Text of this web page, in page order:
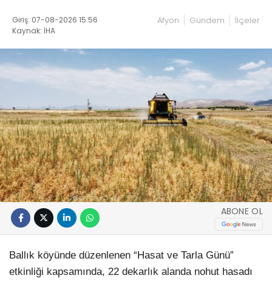
Giriş: 07-08-2026 15:56
Kaynak: İHA
Afyon Gündem İlçeler
ABONE OL
Ballık köyünde düzenlenen “Hasat ve Tarla Günü”
etkinliği kapsamında, 22 dekarlık alanda nohut hasadı